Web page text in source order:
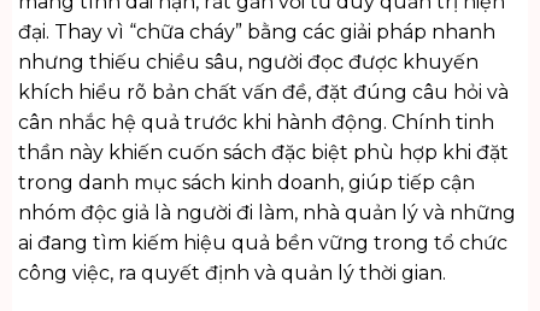
đại. Thay vì “chữa cháy” bằng các giải pháp nhanh
nhưng thiếu chiều sâu, người đọc được khuyến
khích hiểu rõ bản chất vấn đề, đặt đúng câu hỏi và
cân nhắc hệ quả trước khi hành động. Chính tinh
thần này khiến cuốn sách đặc biệt phù hợp khi đặt
trong danh mục sách kinh doanh, giúp tiếp cận
nhóm độc giả là người đi làm, nhà quản lý và những
ai đang tìm kiếm hiệu quả bền vững trong tổ chức
công việc, ra quyết định và quản lý thời gian.